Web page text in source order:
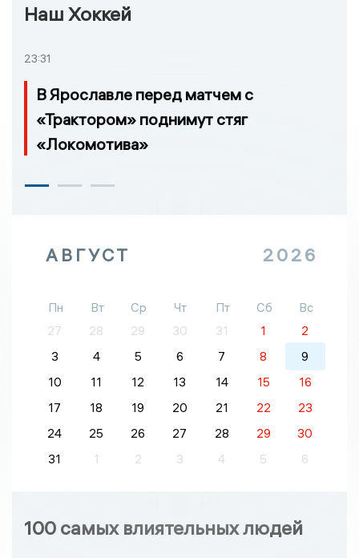
Наш Хоккей
23:31
В Ярославле перед матчем с
«Трактором» поднимут стяг
«Локомотива»
АВГУСТ 2026
Пн Вт Ср Чт Пт Сб
Вс
27
28 29 30 31 1
2
3
4 5 6 7 8
9
10
11 12 13 14 15
16
17
18 19 20 21 22
23
24
25 26 27 28 29
30
31
1 2 3 4 5 6
100 самых влиятельных людей